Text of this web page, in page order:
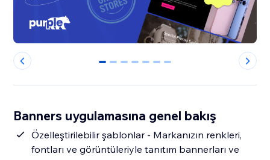
0 1 2 3 4 5 6
Banners uygulamasına genel bakış
Özelleştirilebilir şablonlar - Markanızın renkleri,
fontları ve görüntüleriyle tanıtım bannerları ve